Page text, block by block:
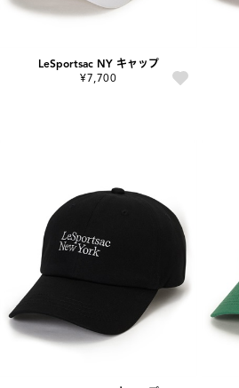
LeSportsac NY キャップ
¥7,700